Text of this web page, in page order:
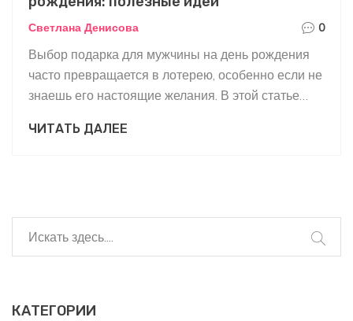
Светлана Денисова 0
Выбор подарка для мужчины на день рождения
часто превращается в лотерею, особенно если не
знаешь его настоящие желания. В этой статье
самом деле оценивают мужчины. Вы узнаете,
без воды — только практичные идеи и честные
наблюдения.
ЧИТАТЬ ДАЛЕЕ
КАТЕГОРИИ